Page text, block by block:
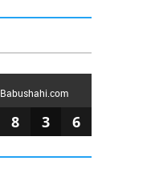
Babushahi.com
8 3 6